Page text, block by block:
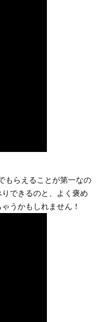
らえることが第一なの
できるのと、よく褒め
うかもしれません！